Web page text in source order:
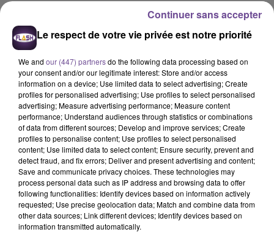
CONDITIONS ET RÈGLEMENTS
* 75 cts par sms + coût du sms
Consultez le règlements de nos jeux :
Jeu ouvert jusqu'au jeudi 27 mars 2025 à 19h00.
Chacun des gagnants sera contacté par mail et/ou par
téléphone.
A LA UNE
8 août 2026
Champagnac-la-Rivière : appel à témoins de la
gendarmerie
Le respect de votre vie privée est notre priorité
We and our (447) partnersdo the following data processing based on
your consent and/or our legitimate interest: Store and/or access
information on a device; Use limited data to select advertising; Create
profiles for personalised advertising; Use profiles to select personalised
advertising; Measure advertising performance; Measure content
performance; Understand audiences through statistics or combinations
of data from different sources; Develop and improve services; Create
profiles to personalise content; Use profiles to select personalised
content; Use limited data to select content; Ensure security, prevent and
detect fraud, and fix errors; Deliver and present advertising and content;
Save and communicate privacy choices. These technologies may
process personal data such as IP address and browsing data to offer
following functionalities: Identify devices based on information actively
requested; Use precise geolocation data; Match and combine data from
other data sources; Link different devices; Identify devices based on
information transmitted automatically.
Continuer sans accepter